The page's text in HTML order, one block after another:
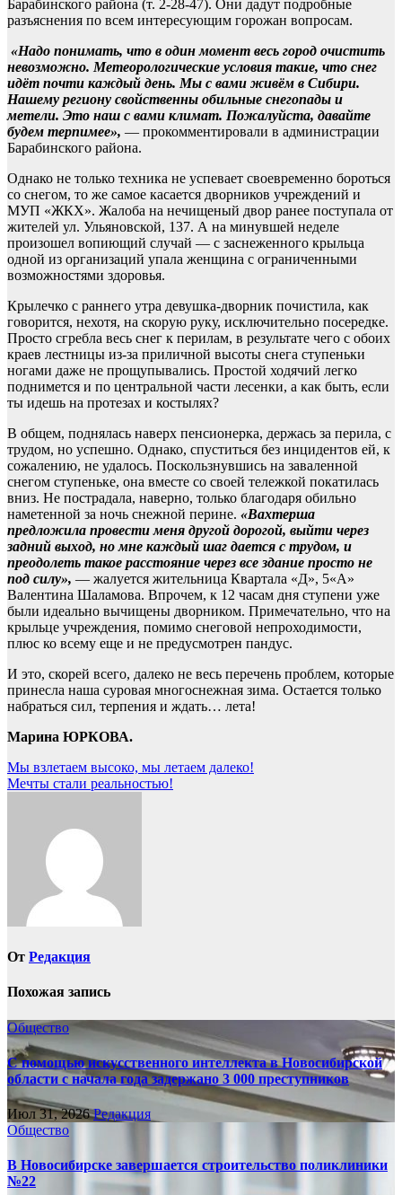
Барабинского района (т. 2-28-47). Они дадут подробные
разъяснения по всем интересующим горожан вопросам.
«Надо понимать, что в один момент весь город очистить
невозможно. Метеорологические условия такие, что снег
идёт почти каждый день. Мы с вами живём в Сибири.
Нашему региону свойственны обильные снегопады и
метели. Это наш с вами климат. Пожалуйста, давайте
будем терпимее», — прокомментировали в администрации
Барабинского района.
Однако не только техника не успевает своевременно бороться
со снегом, то же самое касается дворников учреждений и
МУП «ЖКХ». Жалоба на нечищеный двор ранее поступала от
жителей ул. Ульяновской, 137. А на минувшей неделе
произошел вопиющий случай — с заснеженного крыльца
одной из организаций упала женщина с ограниченными
возможностями здоровья.
Крылечко с раннего утра девушка-дворник почистила, как
говорится, нехотя, на скорую руку, исключительно посередке.
Просто сгребла весь снег к перилам, в результате чего с обоих
краев лестницы из-за приличной высоты снега ступеньки
ногами даже не прощупывались. Простой ходячий легко
поднимется и по центральной части лесенки, а как быть, если
ты идешь на протезах и костылях?
В общем, поднялась наверх пенсионерка, держась за перила, с
трудом, но успешно. Однако, спуститься без инцидентов ей, к
сожалению, не удалось. Поскользнувшись на заваленной
снегом ступеньке, она вместе со своей тележкой покатилась
вниз. Не пострадала, наверно, только благодаря обильно
наметенной за ночь снежной перине. «Вахтерша
предложила провести меня другой дорогой, выйти через
задний выход, но мне каждый шаг дается с трудом, и
преодолеть такое расстояние через все здание просто не
под силу», — жалуется жительница Квартала «Д», 5«А»
Валентина Шаламова. Впрочем, к 12 часам дня ступени уже
были идеально вычищены дворником. Примечательно, что на
крыльце учреждения, помимо снеговой непроходимости,
плюс ко всему еще и не предусмотрен пандус.
И это, скорей всего, далеко не весь перечень проблем, которые
принесла наша суровая многоснежная зима. Остается только
набраться сил, терпения и ждать… лета!
Марина ЮРКОВА.
Навигация
по
Мы взлетаем высоко, мы летаем далеко!
Мечты стали реальностью!
От Редакция
Похожая запись
Общество
С помощью искусственного интеллекта в Новосибирской
области с начала года задержано 3 000 преступников
Июл 31, 2026Редакция
Общество
В Новосибирске завершается строительство поликлиники
№22